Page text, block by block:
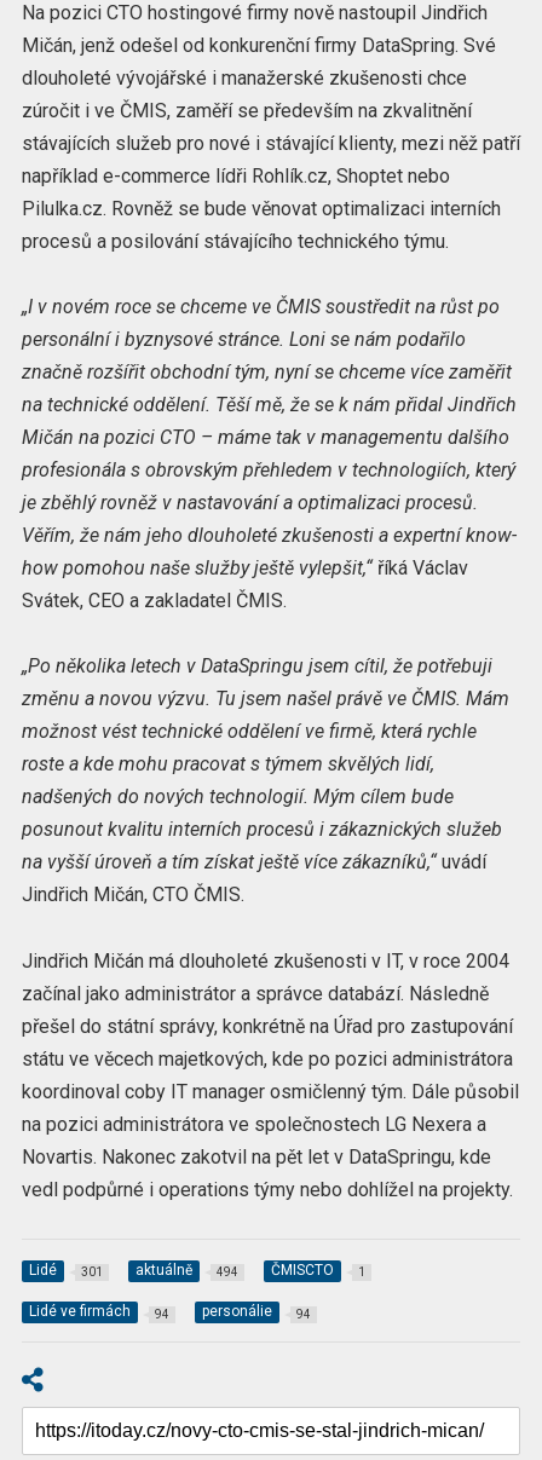
Na pozici CTO hostingové firmy nově nastoupil Jindřich
Mičán, jenž odešel od konkurenční firmy DataSpring. Své
dlouholeté vývojářské i manažerské zkušenosti chce
zúročit i ve ČMIS, zaměří se především na zkvalitnění
stávajících služeb pro nové i stávající klienty, mezi něž patří
například e-commerce lídři Rohlík.cz, Shoptet nebo
Pilulka.cz. Rovněž se bude věnovat optimalizaci interních
procesů a posilování stávajícího technického týmu.
„I v novém roce se chceme ve ČMIS soustředit na růst po
personální i byznysové stránce. Loni se nám podařilo
značně rozšířit obchodní tým, nyní se chceme více zaměřit
na technické oddělení. Těší mě, že se k nám přidal Jindřich
Mičán na pozici CTO – máme tak v managementu dalšího
profesionála s obrovským přehledem v technologiích, který
je zběhlý rovněž v nastavování a optimalizaci procesů.
Věřím, že nám jeho dlouholeté zkušenosti a expertní know-
how pomohou naše služby ještě vylepšit,“říká Václav
Svátek, CEO a zakladatel ČMIS.
„Po několika letech v DataSpringu jsem cítil, že potřebuji
změnu a novou výzvu. Tu jsem našel právě ve ČMIS. Mám
možnost vést technické oddělení ve firmě, která rychle
roste a kde mohu pracovat s týmem skvělých lidí,
nadšených do nových technologií. Mým cílem bude
posunout kvalitu interních procesů i zákaznických služeb
na vyšší úroveň a tím získat ještě více zákazníků,“uvádí
Jindřich Mičán, CTO ČMIS.
Jindřich Mičán má dlouholeté zkušenosti v IT, v roce 2004
začínal jako administrátor a správce databází. Následně
přešel do státní správy, konkrétně na Úřad pro zastupování
státu ve věcech majetkových, kde po pozici administrátora
koordinoval coby IT manager osmičlenný tým. Dále působil
na pozici administrátora ve společnostech LG Nexera a
Novartis. Nakonec zakotvil na pět let v DataSpringu, kde
vedl podpůrné i operations týmy nebo dohlížel na projekty.
Lidé 301 aktuálně 494 ČMISCTO 1
Lidé ve firmách 94 personálie 94